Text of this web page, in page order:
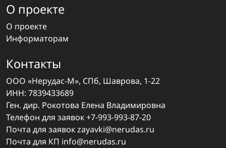
О проекте
О проекте
Информаторам
Контакты
ООО «Нерудас-М», СПб, Шаврова, 1-22
ИНН: 7839433689
Ген. дир. Рокотова Елена Владимировна
Телефон для заявок+7-993-993-87-20
Почта для заявокzayavki@nerudas.ru
Почта для КП info@nerudas.ru